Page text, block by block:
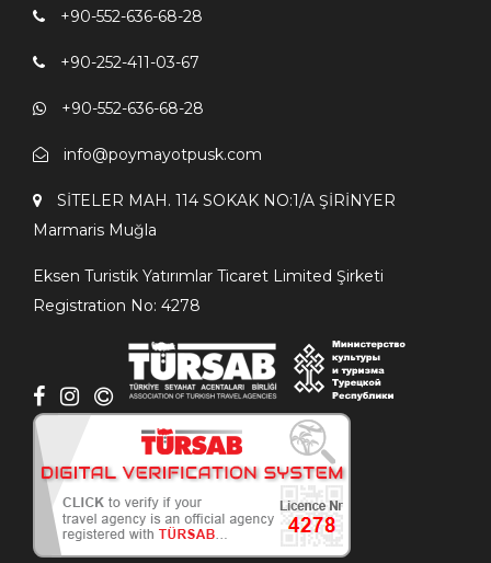
+90-552-636-68-28
+90-252-411-03-67
+90-552-636-68-28
info@poymayotpusk.com
SİTELER MAH. 114 SOKAK NO:1/A ŞİRİNYER
Мarmaris Мuğla
Eksen Turistik Yatırımlar Ticaret Limited Şirketi
Registration No: 4278